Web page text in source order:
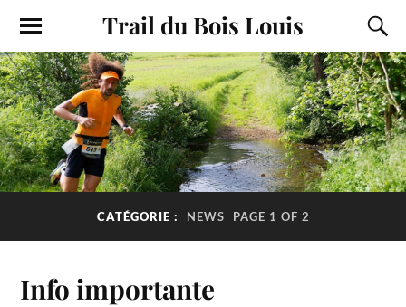
Trail du Bois Louis
CATÉGORIE : NEWS PAGE 1 OF 2
Info importante